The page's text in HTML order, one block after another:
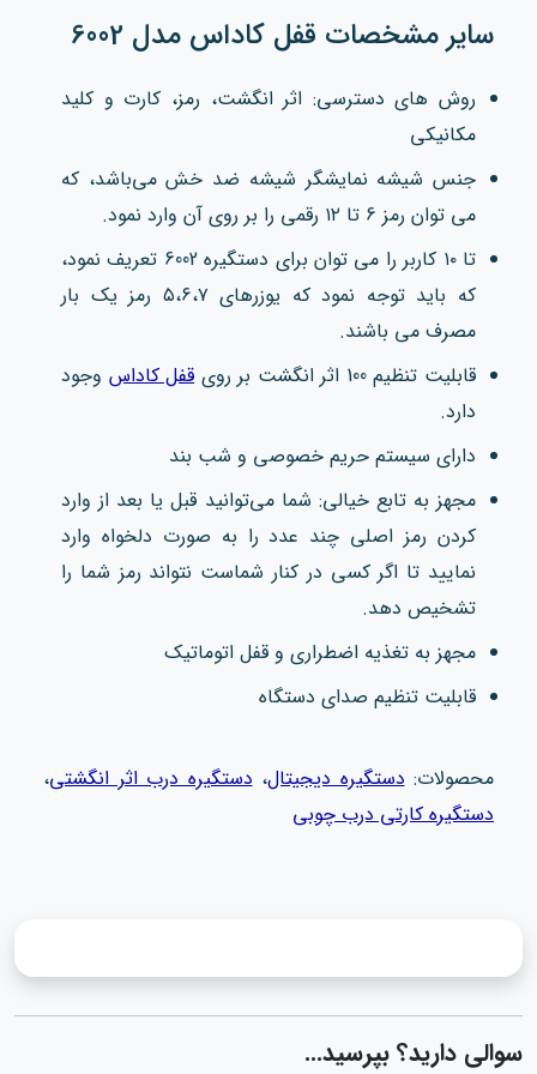
سایر مشخصات قفل کاداس مدل 6002
روش های دسترسی: اثر انگشت، رمز، کارت و کلید
مکانیکی
جنس شیشه نمایشگر شیشه ضد خش می‌باشد، که
می‌ توان رمز 6 تا ۱۲ رقمی را بر روی آن وارد نمود.
تا ۱۰ کاربر را می‌ توان برای دستگیره 6002 تعریف نمود،
که باید توجه نمود که یوزرهای ۵،۶،۷ رمز یک بار
مصرف می‌ باشند.
قابلیت تنظیم 100 اثر انگشت بر روی
قفل کاداس وجود
دارد.
دارای سیستم حریم خصوصی و شب بند
مجهز به تابع خیالی: شما می‌توانید قبل یا بعد از وارد
کردن رمز اصلی چند عدد را به صورت دلخواه وارد
نمایید تا اگر کسی در کنار شماست نتواند رمز شما را
تشخیص دهد.
مجهز به تغذیه اضطراری و قفل اتوماتیک
قابلیت تنظیم صدای دستگاه
محصولات:دستگیره دیجیتال،دستگیره درب اثر انگشتی،
دستگیره کارتی درب چوبی
سوالی دارید؟ بپرسید...